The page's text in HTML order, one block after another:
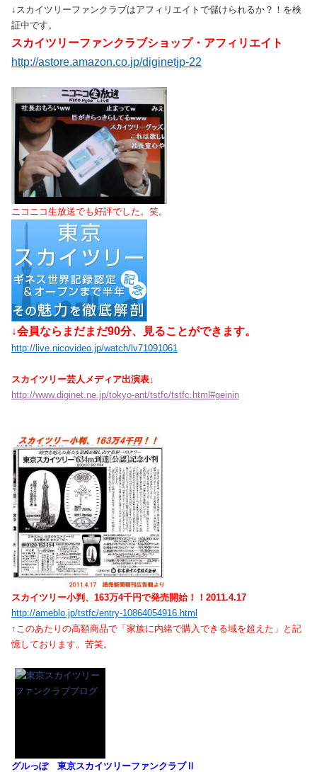
↓スカイツリーファンクラブはアフィリエイトで儲けられるか？！を検
証中です。
スカイツリーファンクラブショップ・アフィリエイト
http://astore.amazon.co.jp/diginetjp-22
ニコニコ生放送でも好評でした。笑。
↓会員ならまだまだ90分、見ることができます。
http://live.nicovideo.jp/watch/lv71091061
スカイツリー芸人メディア出演表↓
http://www.diginet.ne.jp/tokyo-ant/tstfc/tstfc.html#geinin
スカイツリー小判、163万4千円で発売開始！！2011.4.17
http://ameblo.jp/tstfc/entry-10864054916.html
↑このあたりの高額商品で「家族に内緒で購入できる域を超えた」と記
憶しております。苦笑。
グルっぽ 東京スカイツリーファンクラブⅡ